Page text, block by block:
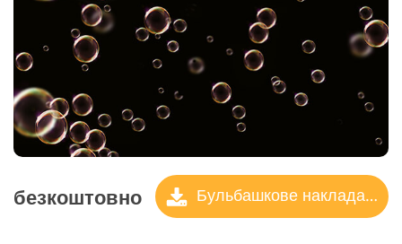
безкоштовно Бульбашкове накладання